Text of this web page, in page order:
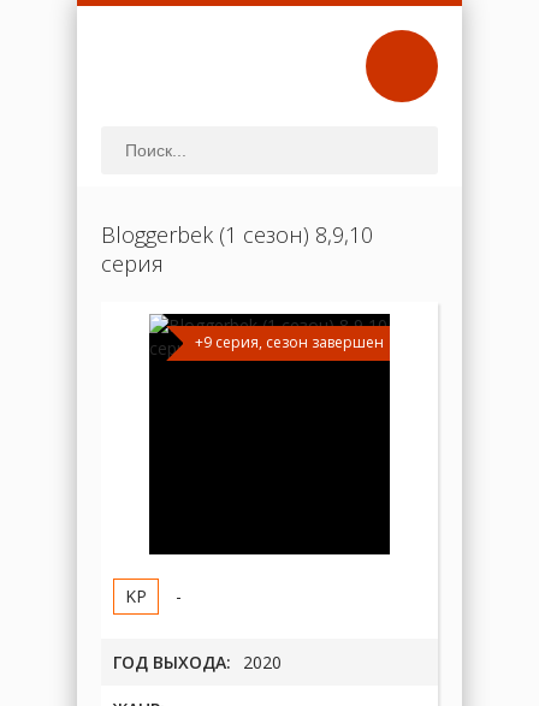
Bloggerbek (1 сезон) 8,9,10
серия
+9 серия, сезон завершен
-
ГОД ВЫХОДА: 2020